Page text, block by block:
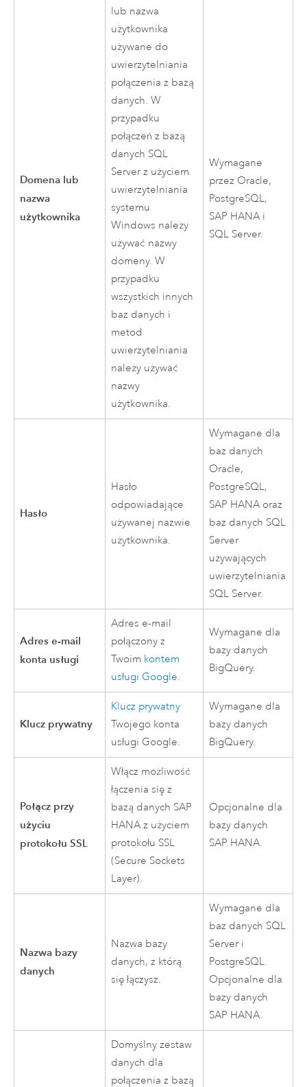
Domena lub
nazwa
użytkownika
lub nazwa
użytkownika
używane do
uwierzytelniania
połączenia z bazą
danych. W
przypadku
połączeń z bazą
danych SQL
Server z użyciem
uwierzytelniania
systemu
Windows należy
używać nazwy
domeny. W
przypadku
wszystkich innych
baz danych i
metod
uwierzytelniania
należy używać
nazwy
użytkownika.
Wymagane
przez Oracle,
PostgreSQL,
SAP HANA i
SQL Server.
Hasło
Hasło
odpowiadające
używanej nazwie
użytkownika.
Wymagane dla
baz danych
Oracle,
PostgreSQL,
SAP HANA oraz
baz danych SQL
Server
używających
uwierzytelniania
SQL Server.
Adres e-mail
konta usługi
Adres e-mail
połączony z
Twoim kontem
usługi Google.
Wymagane dla
bazy danych
BigQuery.
Klucz prywatny
Klucz prywatny
Twojego konta
usługi Google.
Wymagane dla
bazy danych
BigQuery.
Połącz przy
użyciu
protokołu SSL
Włącz możliwość
łączenia się z
bazą danych SAP
HANA z użyciem
protokołu SSL
(Secure Sockets
Layer).
Opcjonalne dla
bazy danych
SAP HANA.
Nazwa bazy
danych
Nazwa bazy
danych, z którą
się łączysz.
Wymagane dla
baz danych SQL
Server i
PostgreSQL.
Opcjonalne dla
bazy danych
SAP HANA.
Domyślny zestaw
danych dla
połączenia z bazą